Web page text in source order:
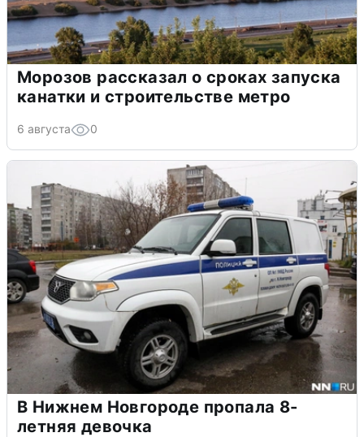
Морозов рассказал о сроках запуска
канатки и строительстве метро
6 августа 0
В Нижнем Новгороде пропала 8-
летняя девочка